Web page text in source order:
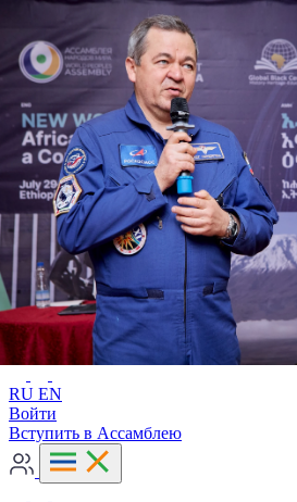
Расширенный поиск
RU EN
RU EN
Войти
Вступить в Ассамблею